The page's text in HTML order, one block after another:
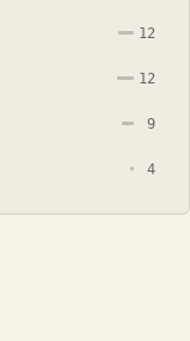
12
12
9
4